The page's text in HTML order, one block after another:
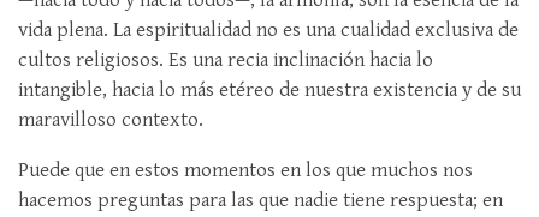
vida plena. La espiritualidad no es una cualidad exclusiva de
cultos religiosos. Es una recia inclinación hacia lo
intangible, hacia lo más etéreo de nuestra existencia y de su
maravilloso contexto.
Puede que en estos momentos en los que muchos nos
hacemos preguntas para las que nadie tiene respuesta; en